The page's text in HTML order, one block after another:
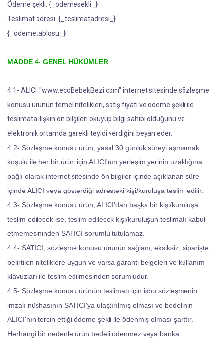
Ödeme şekli: {_odemesekli_}
Teslimat adresi: {_teslimatadresi_}
{_odemetablosu_}
MADDE 4- GENEL HÜKÜMLER
4.1- ALICI, "www.ecoBebekBezi.com" internet sitesinde sözleşme
konusu ürünün temel nitelikleri, satış fiyatı ve ödeme şekli ile
teslimata ilişkin ön bilgileri okuyup bilgi sahibi olduğunu ve
elektronik ortamda gerekli teyidi verdiğini beyan eder.
4.2- Sözleşme konusu ürün, yasal 30 günlük süreyi aşmamak
koşulu ile her bir ürün için ALICI'nın yerleşim yerinin uzaklığına
bağlı olarak internet sitesinde ön bilgiler içinde açıklanan süre
içinde ALICI veya gösterdiği adresteki kişi/kuruluşa teslim edilir.
4.3- Sözleşme konusu ürün, ALICI'dan başka bir kişi/kuruluşa
teslim edilecek ise, teslim edilecek kişi/kuruluşun teslimatı kabul
etmemesininden SATICI sorumlu tutulamaz.
4.4- SATICI, sözleşme konusu ürünün sağlam, eksiksiz, siparişte
belirtilen niteliklere uygun ve varsa garanti belgeleri ve kullanım
klavuzları ile teslim edilmesinden sorumludur.
4.5- Sözleşme konusu ürünün teslimatı için işbu sözleşmenin
imzalı nüshasının SATICI'ya ulaştırılmış olması ve bedelinin
ALICI'nın tercih ettiği ödeme şekli ile ödenmiş olması şarttır.
Herhangi bir nedenle ürün bedeli ödenmez veya banka